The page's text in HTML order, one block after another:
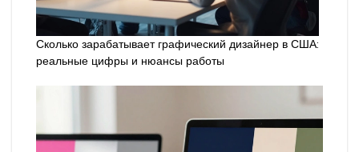
Сколько зарабатывает графический дизайнер в США:
реальные цифры и нюансы работы